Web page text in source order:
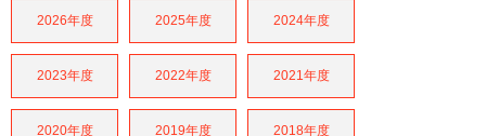
2026年度 2025年度 2024年度
2023年度 2022年度 2021年度
2020年度 2019年度 2018年度